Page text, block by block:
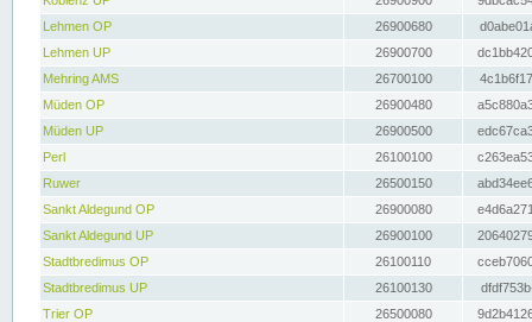
Lehmen OP
26900680
Lehmen UP
26900700
Mehring AMS
26700100
Müden OP
26900480
Müden UP
26900500
Perl
26100100
Ruwer
26500150
Sankt Aldegund OP
26900080
Sankt Aldegund UP
26900100
Stadtbredimus OP
26100110
Stadtbredimus UP
26100130
Trier OP
26500080